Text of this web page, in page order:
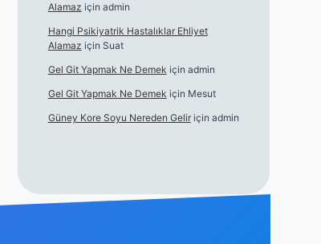
Alamaz için admin
Hangi Psikiyatrik Hastalıklar Ehliyet
Alamaz için Suat
Gel Git Yapmak Ne Demek için admin
Gel Git Yapmak Ne Demek için Mesut
Güney Kore Soyu Nereden Geliriçin admin